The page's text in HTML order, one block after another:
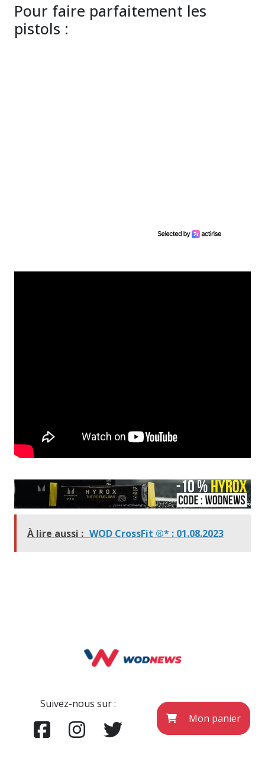
Pour faire parfaitement les
pistols :
À lire aussi : WOD CrossFit ®* : 01.08.2023
Suivez-nous sur :
Mon panier